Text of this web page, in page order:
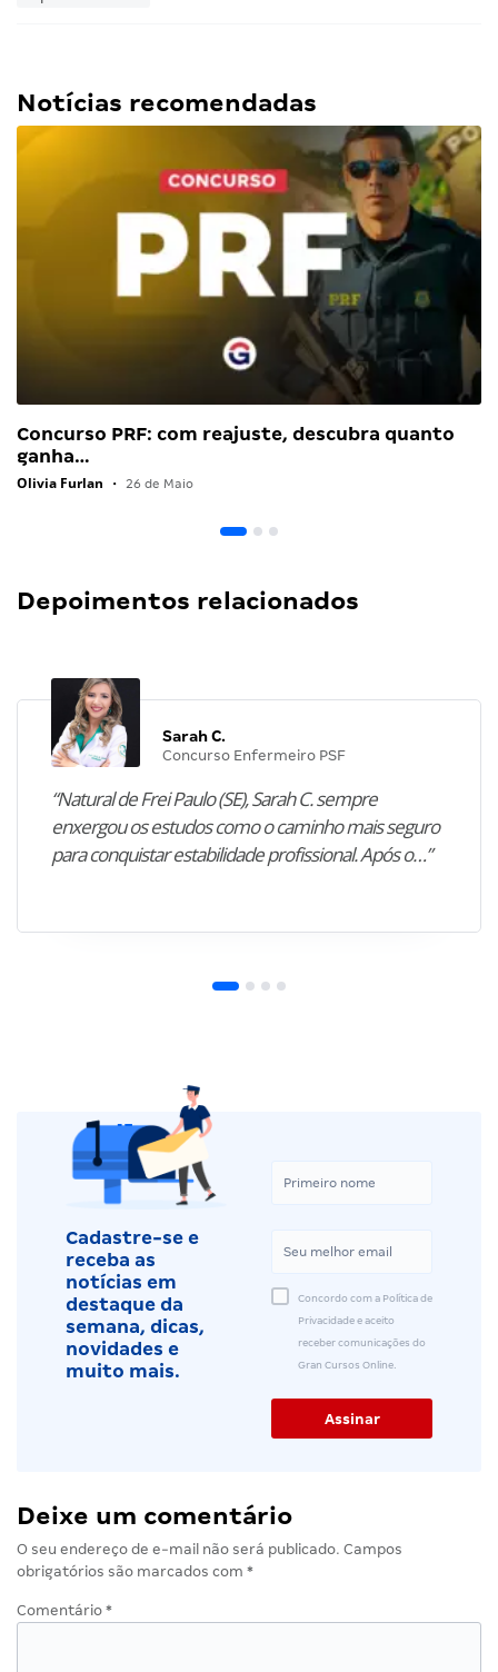
Notícias recomendadas
Concurso PRF: com reajuste, descubra quanto
ganha…
Olivia Furlan • 26 de Maio
Depoimentos relacionados
Sarah C.
Concurso Enfermeiro PSF
“Natural de Frei Paulo (SE), Sarah C. sempre
enxergou os estudos como o caminho mais seguro
para conquistar estabilidade profissional. Após o…”
Cadastre-se e
receba as
notícias em
destaque da
semana, dicas,
novidades e
muito mais.
Concordo com a Política de
Privacidade e aceito
receber comunicações do
Gran Cursos Online.
Deixe um comentário
O seu endereço de e-mail não será publicado. Campos
obrigatórios são marcados com *
Comentário *